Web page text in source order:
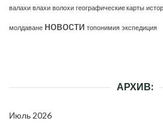
валахи влахи волохи географические карты
молдаване новости топонимия экспедиция
АРХИВ:
Июль 2026